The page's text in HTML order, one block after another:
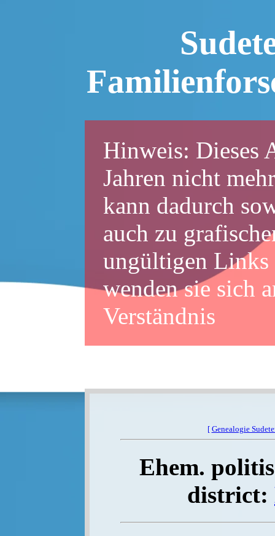
Hinweis: Dieses
Jahren nicht
kann dadurch
auch zu
ungültigen Links
wenden sie sich
Verständnis
[ Genealogie
Ehem.
district: